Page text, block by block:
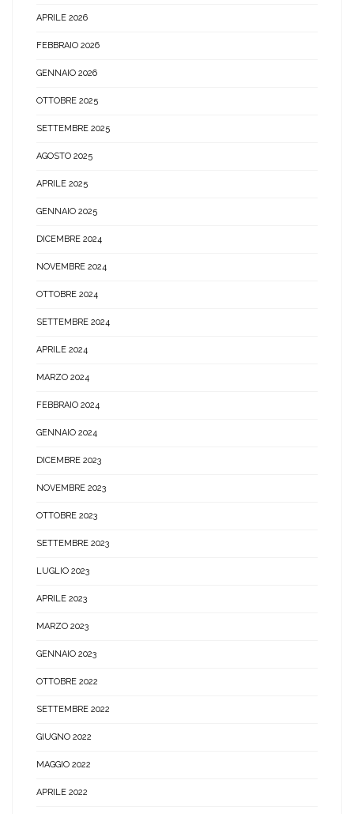
APRILE 2026
FEBBRAIO 2026
GENNAIO 2026
OTTOBRE 2025
SETTEMBRE 2025
AGOSTO 2025
APRILE 2025
GENNAIO 2025
DICEMBRE 2024
NOVEMBRE 2024
OTTOBRE 2024
SETTEMBRE 2024
APRILE 2024
MARZO 2024
FEBBRAIO 2024
GENNAIO 2024
DICEMBRE 2023
NOVEMBRE 2023
OTTOBRE 2023
SETTEMBRE 2023
LUGLIO 2023
APRILE 2023
MARZO 2023
GENNAIO 2023
OTTOBRE 2022
SETTEMBRE 2022
GIUGNO 2022
MAGGIO 2022
APRILE 2022